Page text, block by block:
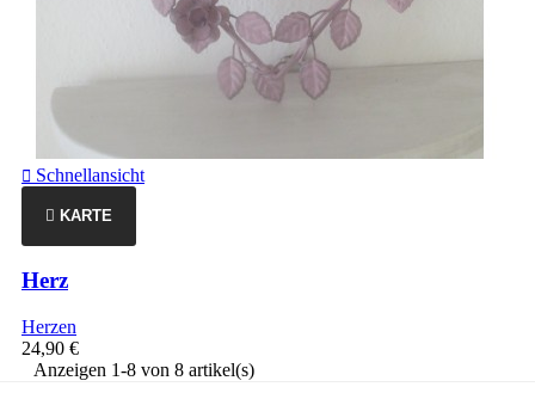
Schnellansicht
 KARTE
Herz
Herzen
24,90 €
Anzeigen 1-8 von 8 artikel(s)